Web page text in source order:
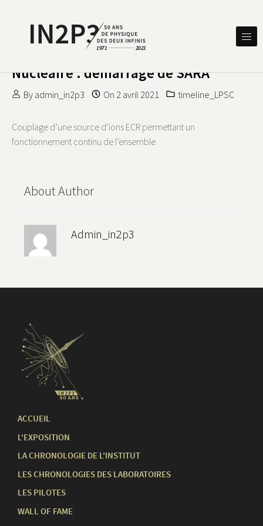
IN2P3 50 ANS DE PHYSIQUE
Nucléaire : démarrage de SARA
By admin_in2p3 On 2 avril 2021 timeline_LPSC
Couplage d’une source d’ions ECR permettant un
fonctionnement continu de l’ensemble
About Author
Admin_in2p3
ACCUEIL
L'EXPOSITION
LA CHRONOLOGIE DE L'INSTITUT
LES CHRONOLOGIES DES LABORATOIRES
LES PILOTES
WALL OF FAME